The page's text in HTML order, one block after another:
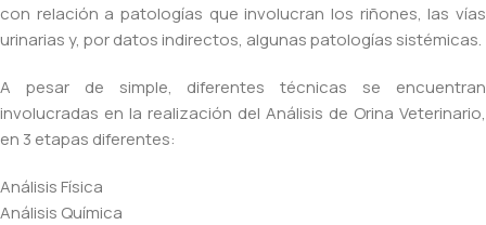
con relación a patologías que involucran los riñones, las vías
urinarias y, por datos indirectos, algunas patologías sistémicas.
A pesar de simple, diferentes técnicas se encuentran
involucradas en la realización del Análisis de Orina Veterinario,
en 3 etapas diferentes:
Análisis Física
Análisis Química